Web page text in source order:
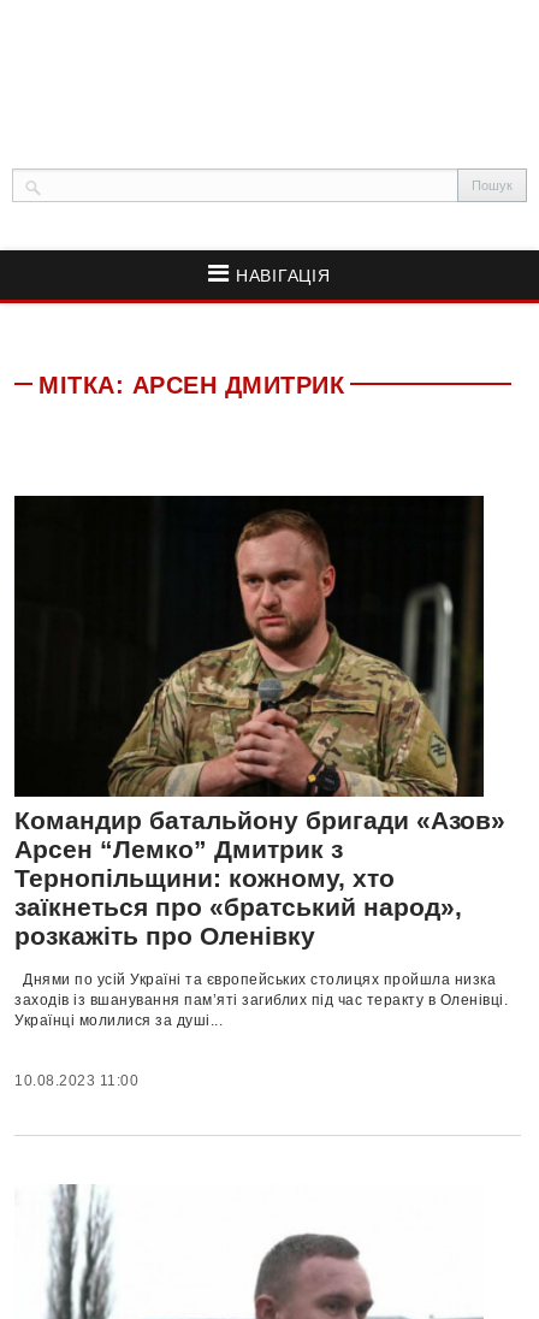
НАВІГАЦІЯ
МІТКА: АРСЕН ДМИТРИК
Командир батальйону бригади «Азов»
Арсен “Лемко” Дмитрик з
Тернопільщини: кожному, хто
заїкнеться про «братський народ»,
розкажіть про Оленівку
Днями по усій Україні та європейських столицях пройшла низка
заходів із вшанування пам’яті загиблих під час теракту в Оленівці.
Українці молилися за душі...
10.08.2023 11:00